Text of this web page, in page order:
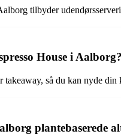
tilbyder
House i Aalborg?
så du kan nyde
plantebaserede